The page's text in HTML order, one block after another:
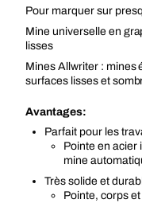
Pour marquer sur
Mine universelle en
lisses
Mines Allwriter : mines
surfaces lisses et
Avantages:
Parfait pour les
Pointe en acier
mine
Très solide et
Pointe, corps et